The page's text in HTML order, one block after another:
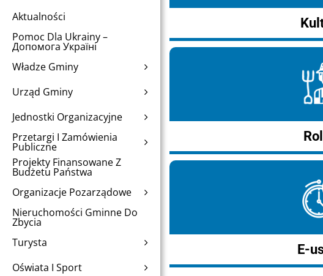
Aktualności
Pomoc Dla Ukrainy –
Допомога Україні
Władze Gminy
Urząd Gminy
Jednostki Organizacyjne
Przetargi I Zamówienia
Publiczne
Projekty Finansowane Z
Budżetu Państwa
Organizacje Pozarządowe
Nieruchomości Gminne Do
Zbycia
Turysta
Oświata I Sport
E-